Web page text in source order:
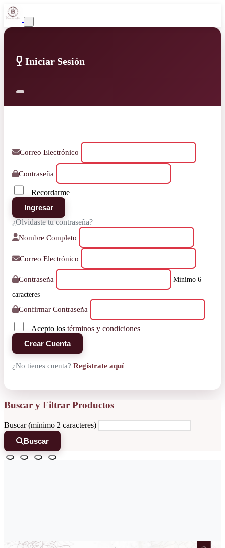
Iniciar Sesión
Correo Electrónico
Contraseña
Recordarme
Ingresar
¿Olvidaste tu contraseña?
Nombre Completo
Correo Electrónico
Contraseña
Mínimo 6
caracteres
Confirmar Contraseña
Acepto lostérminos y condiciones
Crear Cuenta
¿No tienes cuenta? Regístrate aquí
Buscar y Filtrar Productos
Buscar (mínimo 2 caracteres)
Buscar